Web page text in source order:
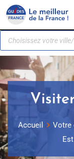
Panneau de gestion
Accueil Votre
Est